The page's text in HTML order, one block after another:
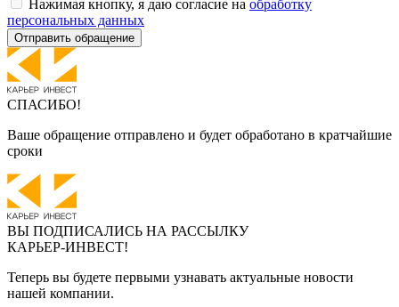
Нажимая кнопку, я даю согласие на обработку
персональных данных
Отправить обращение
СПАСИБО!
Ваше обращение отправлено и будет обработано в кратчайшие
сроки
ВЫ ПОДПИСАЛИСЬ НА РАССЫЛКУ
КАРЬЕР-ИНВЕСТ!
Теперь вы будете первыми узнавать актуальные новости
нашей компании.